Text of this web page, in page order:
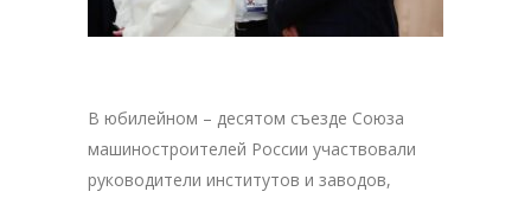
В юбилейном – десятом съезде Союза
машиностроителей России участвовали
руководители институтов и заводов,